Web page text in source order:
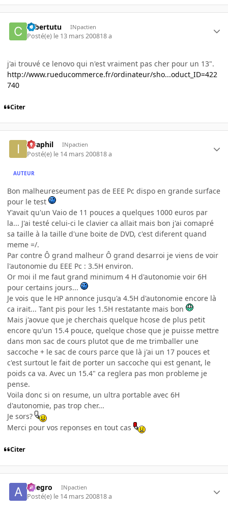
cybertutu INpactien
Posté(e) le 13 mars 200818 a
j'ai trouvé ce lenovo qui n'est vraiment pas cher pour un 13".
http://www.rueducommerce.fr/ordinateur/sho...oduct_ID=422
740
Citer
Israphil INpactien
Posté(e) le 14 mars 200818 a
AUTEUR
Bon malheureseument pas de EEE Pc dispo en grande surface
pour le test
Y'avait qu'un Vaio de 11 pouces a quelques 1000 euros par
la... J'ai testé celui-ci le clavier ca allait mais bon j'ai comapré
sa taille à la taille d'une boite de DVD, c'est diferent quand
meme =/.
Par contre Ô grand malheur Ô grand desarroi je viens de voir
l'autonomie du EEE Pc : 3.5H environ.
Or moi il me faut grand minimum 4 H d'autonomie voir 6H
pour certains jours...
Je vois que le HP annonce jusqu'a 4.5H d'autonomie encore là
ca irait... Tant pis pour les 1.5H restatante mais bon
Mais j'aovue que je cherchais quelque hcose de plus petit
encore qu'un 15.4 pouce, quelque chose que je puisse mettre
dans mon sac de cours plutot que de me trimballer une
saccoche + le sac de cours parce que là j'ai un 17 pouces et
c'est surtout le fait de porter un saccoche qui est genant, le
poids ca va. Avec un 15.4" ca reglera pas mon probleme je
pense.
Voila donc si on resume, un ultra portable avec 6H
d'autonomie, pas trop cher...
Je sors?
Merci pour vos reponses en tout cas
Citer
Allegro INpactien
Posté(e) le 14 mars 200818 a